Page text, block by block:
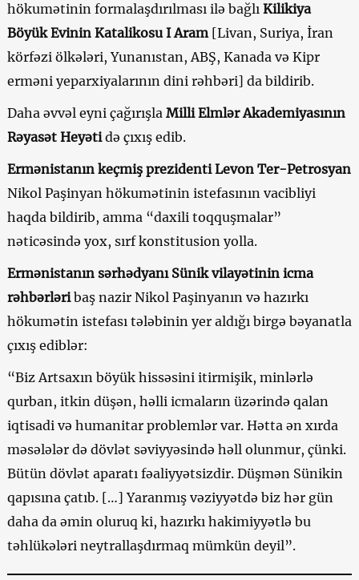
hökumətinin formalaşdırılması ilə bağlı Kilikiya
Böyük Evinin Katalikosu I Aram[Livan, Suriya, İran
körfəzi ölkələri, Yunanıstan, ABŞ, Kanada və Kipr
erməni yeparxiyalarının dini rəhbəri] da bildirib.
Daha əvvəl eyni çağırışla Milli Elmlər Akademiyasının
Rəyasət Heyətidə çıxış edib.
Ermənistanın keçmiş prezidenti Levon Ter-Petrosyan
Nikol Paşinyan hökumətinin istefasının vacibliyi
haqda bildirib, amma “daxili toqquşmalar”
nəticəsində yox, sırf konstitusion yolla.
Ermənistanın sərhədyanı Sünik vilayətinin icma
rəhbərləribaş nazir Nikol Paşinyanın və hazırkı
hökumətin istefası tələbinin yer aldığı birgə bəyanatla
çıxış ediblər:
“Biz Artsaxın böyük hissəsini itirmişik, minlərlə
qurban, itkin düşən, həlli icmaların üzərində qalan
iqtisadi və humanitar problemlər var. Hətta ən xırda
məsələlər də dövlət səviyyəsində həll olunmur, çünki.
Bütün dövlət aparatı fəaliyyətsizdir. Düşmən Sünikin
qapısına çatıb. […] Yaranmış vəziyyətdə biz hər gün
daha da əmin oluruq ki, hazırkı hakimiyyətlə bu
təhlükələri neytrallaşdırmaq mümkün deyil”.